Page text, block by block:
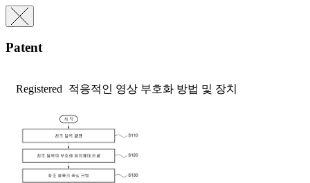
Patent
Registered 적응적인 영상 부호화 방법 및 장치